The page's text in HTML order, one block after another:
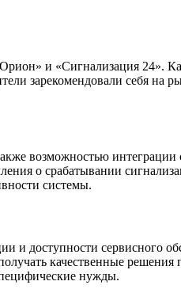
и «Сигнализация 24».
зарекомендовали себя на
возможностью интеграции
о срабатывании
системы.
и доступности сервисного
качественные решения
нужды.